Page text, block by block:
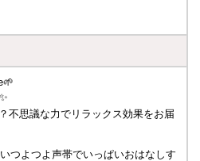
不思議な力でリラックス効果をお届
つよつよ声帯でいっぱいおはなしす